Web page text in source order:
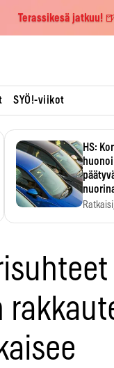
Terassikesä jatkuu!
SYÖ!-viikot
HS: